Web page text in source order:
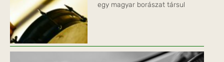
egy magyar borászat társul